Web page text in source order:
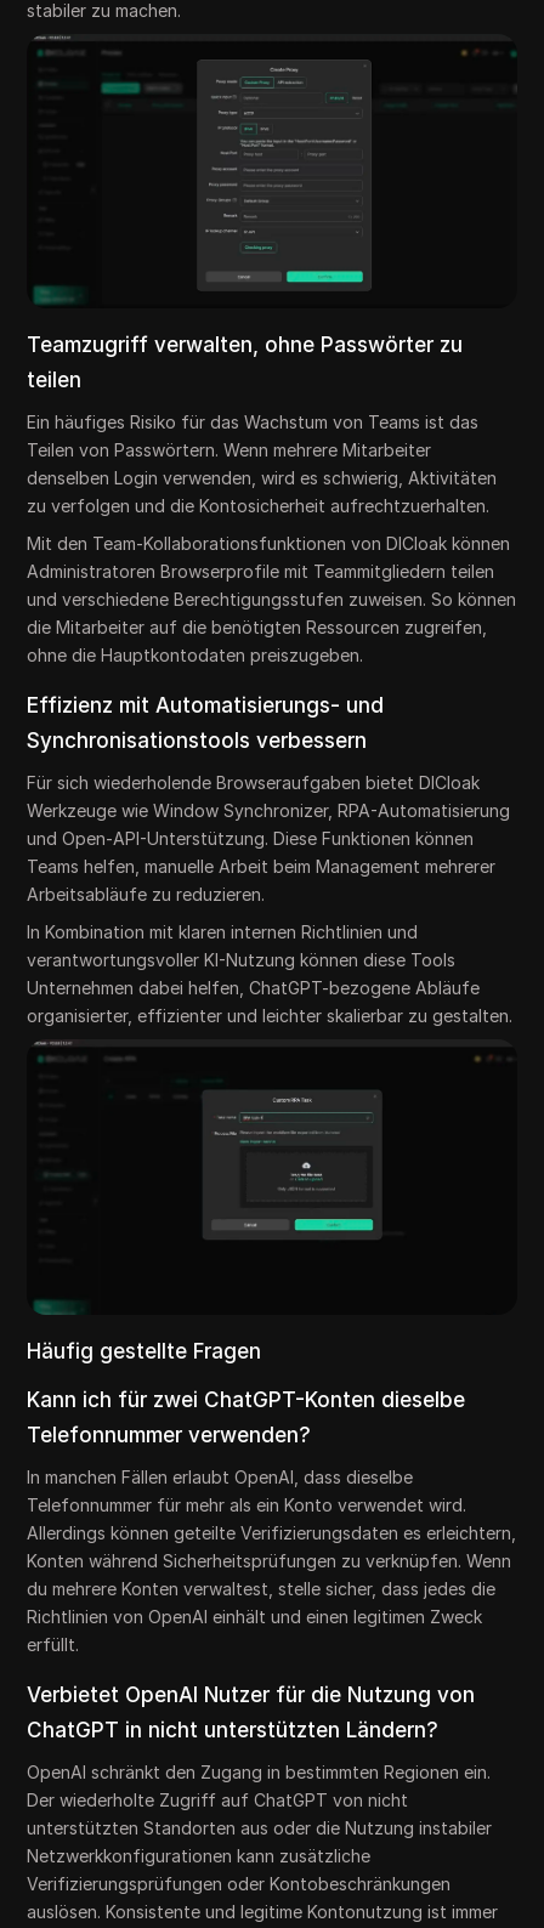
stabiler zu machen.
Teamzugriff verwalten, ohne Passwörter zu
teilen
Ein häufiges Risiko für das Wachstum von Teams ist das
Teilen von Passwörtern. Wenn mehrere Mitarbeiter
denselben Login verwenden, wird es schwierig, Aktivitäten
zu verfolgen und die Kontosicherheit aufrechtzuerhalten.
Mit den Team-Kollaborationsfunktionen von DICloak können
Administratoren Browserprofile mit Teammitgliedern teilen
und verschiedene Berechtigungsstufen zuweisen. So können
die Mitarbeiter auf die benötigten Ressourcen zugreifen,
ohne die Hauptkontodaten preiszugeben.
Effizienz mit Automatisierungs- und
Synchronisationstools verbessern
Für sich wiederholende Browseraufgaben bietet DICloak
Werkzeuge wie Window Synchronizer, RPA-Automatisierung
und Open-API-Unterstützung. Diese Funktionen können
Teams helfen, manuelle Arbeit beim Management mehrerer
Arbeitsabläufe zu reduzieren.
In Kombination mit klaren internen Richtlinien und
verantwortungsvoller KI-Nutzung können diese Tools
Unternehmen dabei helfen, ChatGPT-bezogene Abläufe
organisierter, effizienter und leichter skalierbar zu gestalten.
Häufig gestellte Fragen
Kann ich für zwei ChatGPT-Konten dieselbe
Telefonnummer verwenden?
In manchen Fällen erlaubt OpenAI, dass dieselbe
Telefonnummer für mehr als ein Konto verwendet wird.
Allerdings können geteilte Verifizierungsdaten es erleichtern,
Konten während Sicherheitsprüfungen zu verknüpfen. Wenn
du mehrere Konten verwaltest, stelle sicher, dass jedes die
Richtlinien von OpenAI einhält und einen legitimen Zweck
erfüllt.
Verbietet OpenAI Nutzer für die Nutzung von
ChatGPT in nicht unterstützten Ländern?
OpenAI schränkt den Zugang in bestimmten Regionen ein.
Der wiederholte Zugriff auf ChatGPT von nicht
unterstützten Standorten aus oder die Nutzung instabiler
Netzwerkkonfigurationen kann zusätzliche
Verifizierungsprüfungen oder Kontobeschränkungen
auslösen. Konsistente und legitime Kontonutzung ist immer